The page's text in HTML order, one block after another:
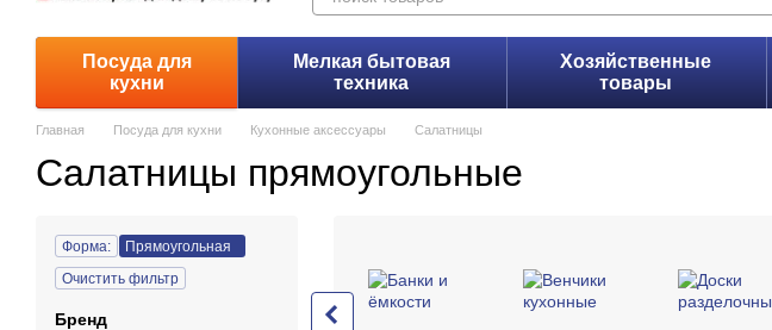
Посуда для
кухни
Мелкая бытовая
техника
Хозяйственные
товары
Главная Посуда для кухни Кухонные аксессуары Салатницы
Салатницы прямоугольные
Форма:
Прямоугольная
Очистить фильтр
Бренд